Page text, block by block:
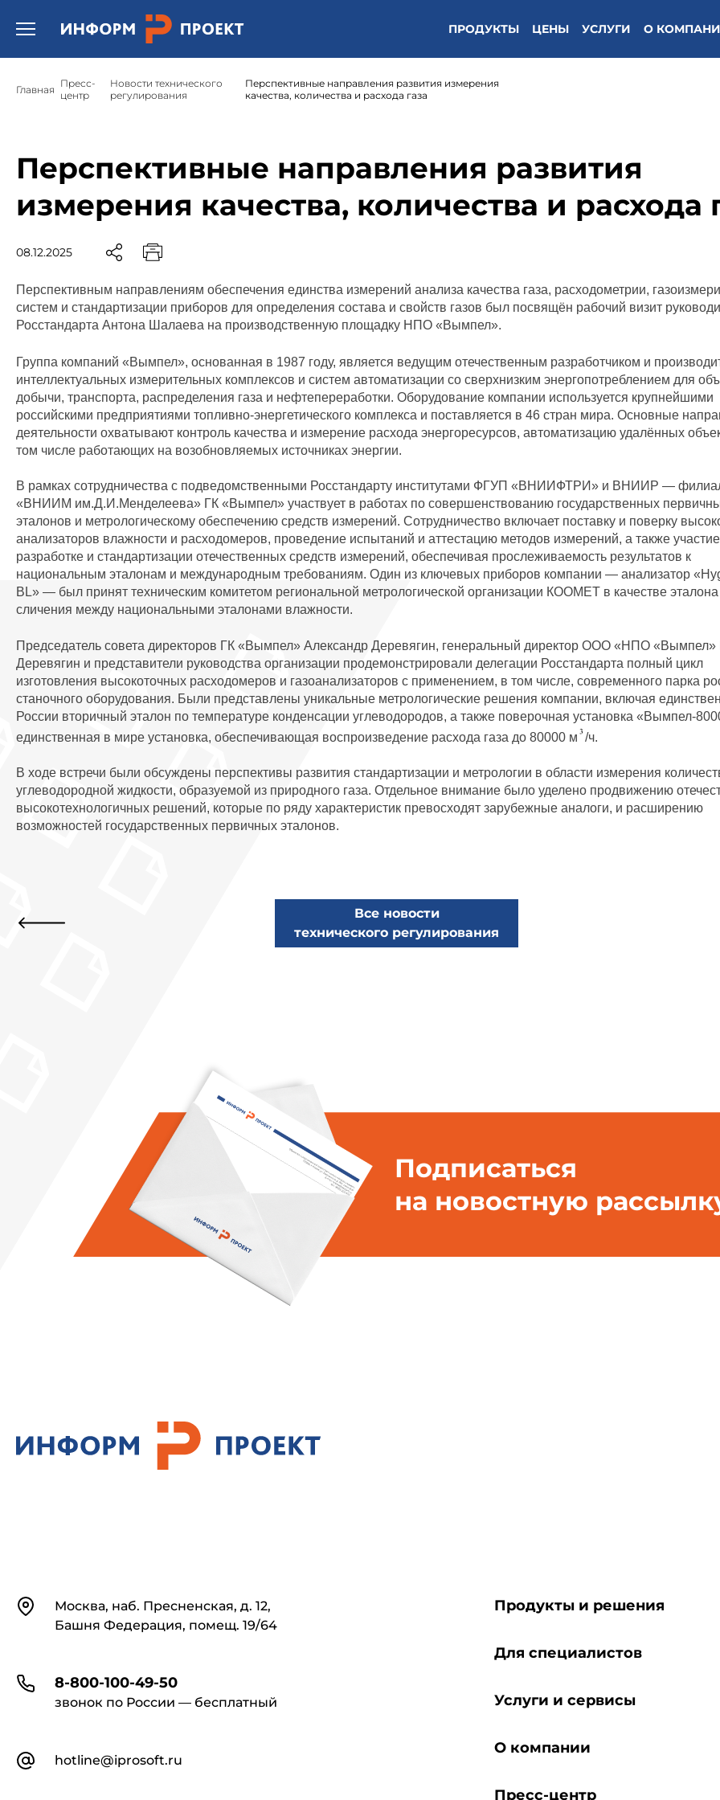
Открыть бургер меню. ПРОДУКТЫ ЦЕНЫ УСЛУГИ О
Главная Пресс-
центр
Новости технического
регулирования
Перспективные направления развития измерения
качества, количества и расхода газа
Перспективные направления развития
измерения качества, количества и расхода
08.12.2025
Перспективным направлениям обеспечения единства измерений анализа качества газа, расходометрии,
систем и стандартизации приборов для определения состава и свойств газов был посвящён рабочий визит
Росстандарта Антона Шалаева на производственную площадку НПО «Вымпел».
Группа компаний «Вымпел», основанная в 1987 году, является ведущим отечественным разработчиком и
интеллектуальных измерительных комплексов и систем автоматизации со сверхнизким энергопотреблением для
добычи, транспорта, распределения газа и нефтепереработки. Оборудование компании используется крупнейшими
российскими предприятиями топливно-энергетического комплекса и поставляется в 46 стран мира. Основные
деятельности охватывают контроль качества и измерение расхода энергоресурсов, автоматизацию удалённых
том числе работающих на возобновляемых источниках энергии.
В рамках сотрудничества с подведомственными Росстандарту институтами ФГУП «ВНИИФТРИ» и ВНИИР —
«ВНИИМ им.Д.И.Менделеева» ГК «Вымпел» участвует в работах по совершенствованию государственных
эталонов и метрологическому обеспечению средств измерений. Сотрудничество включает поставку и поверку
анализаторов влажности и расходомеров, проведение испытаний и аттестацию методов измерений, а также
разработке и стандартизации отечественных средств измерений, обеспечивая прослеживаемость результатов к
национальным эталонам и международным требованиям. Один из ключевых приборов компании — анализатор
BL» — был принят техническим комитетом региональной метрологической организации КООМЕТ в качестве эталона
сличения между национальными эталонами влажности.
Председатель совета директоров ГК «Вымпел» Александр Деревягин, генеральный директор ООО «НПО «Вымпел»
Деревягин и представители руководства организации продемонстрировали делегации Росстандарта полный цикл
изготовления высокоточных расходомеров и газоанализаторов с применением, в том числе, современного парка
станочного оборудования. Были представлены уникальные метрологические решения компании, включая
России вторичный эталон по температуре конденсации углеводородов, а также поверочная установка «Вымпел-
единственная в мире установка, обеспечивающая воспроизведение расхода газа до 80000 м /ч.
В ходе встречи были обсуждены перспективы развития стандартизации и метрологии в области измерения
углеводородной жидкости, образуемой из природного газа. Отдельное внимание было уделено продвижению
высокотехнологичных решений, которые по ряду характеристик превосходят зарубежные аналоги, и расширению
возможностей государственных первичных эталонов.
Все новости
технического регулирования
Подписаться
на новостную
КонтактыМосква, наб. Пресненская, д. 12,
Башня Федерация, помещ. 19/64
8-800-100-49-50
звонок по России — бесплатный
hotline@iprosoft.ru
Продукты и решения
Для специалистов
Услуги и сервисы
О компании
Пресс-центр